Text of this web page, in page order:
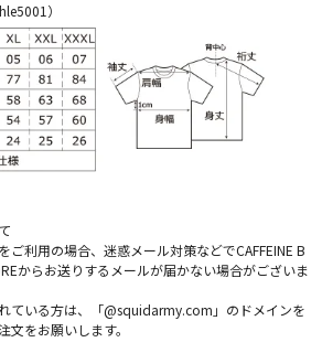
）
ご利用の場合、迷惑メール対策などでCAFFEINE B
からお送りするメールが届かない場合がございま
ている方は、「@squidarmy.com」のドメインを
をお願いします。